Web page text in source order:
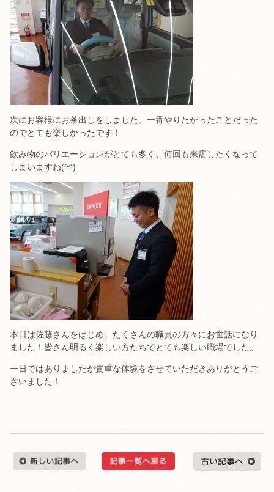
次にお客様にお茶出しをしました。一番やりたかったことだった
のでとても楽しかったです！
飲み物のバリエーションがとても多く、何回も来店したくなって
しまいますね(^^)
本日は佐藤さんをはじめ、たくさんの職員の方々にお世話になり
ました！皆さん明るく楽しい方たちでとても楽しい職場でした。
一日ではありましたが貴重な体験をさせていただきありがとうご
ざいました！